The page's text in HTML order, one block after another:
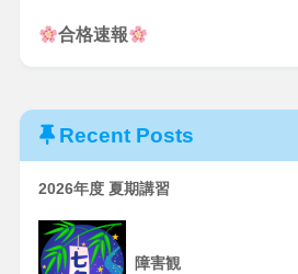
合格速報
Recent Posts
2026年度 夏期講習
障害観